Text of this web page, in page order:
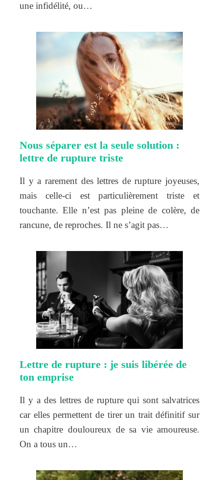
une infidélité, ou…
Nous séparer est la seule solution :
lettre de rupture triste
Il y a rarement des lettres de rupture joyeuses,
mais celle-ci est particulièrement triste et
touchante. Elle n’est pas pleine de colère, de
rancune, de reproches. Il ne s’agit pas…
Lettre de rupture : je suis libérée de
ton emprise
Il y a des lettres de rupture qui sont salvatrices
car elles permettent de tirer un trait définitif sur
un chapitre douloureux de sa vie amoureuse.
On a tous un…